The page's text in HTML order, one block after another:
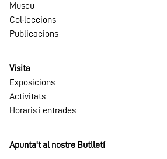
Museu
Col·leccions
Publicacions
Visita
Exposicions
Activitats
Horaris i entrades
Apunta't al nostre Butlletí